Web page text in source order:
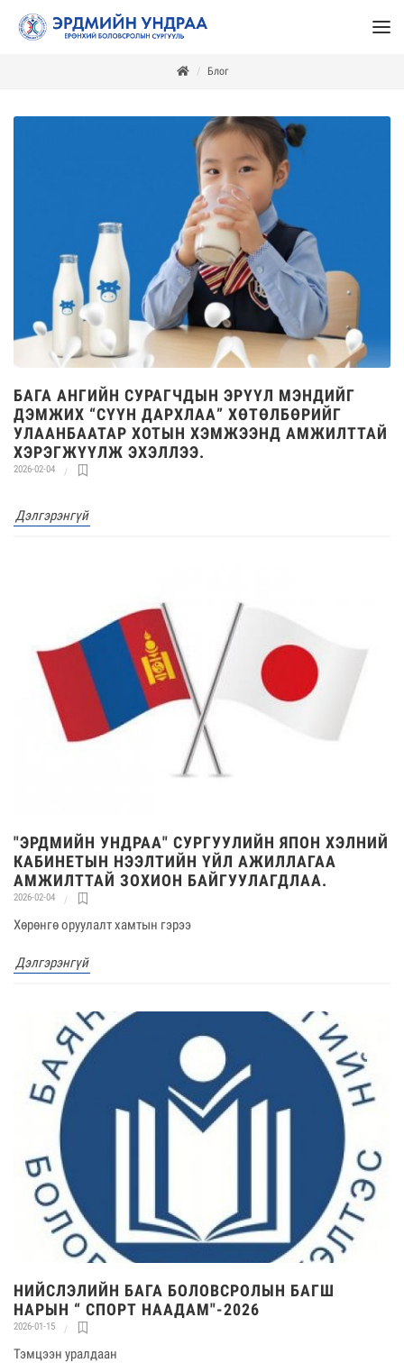
Блог
БАГА АНГИЙН СУРАГЧДЫН ЭРҮҮЛ МЭНДИЙГ
ДЭМЖИХ “СҮҮН ДАРХЛАА” ХӨТӨЛБӨРИЙГ
УЛААНБААТАР ХОТЫН ХЭМЖЭЭНД АМЖИЛТТАЙ
ХЭРЭГЖҮҮЛЖ ЭХЭЛЛЭЭ.
2026-02-04
Дэлгэрэнгүй
"ЭРДМИЙН УНДРАА" СУРГУУЛИЙН ЯПОН ХЭЛНИЙ
КАБИНЕТЫН НЭЭЛТИЙН ҮЙЛ АЖИЛЛАГАА
АМЖИЛТТАЙ ЗОХИОН БАЙГУУЛАГДЛАА.
2026-02-04
Хөрөнгө оруулалт хамтын гэрээ
Дэлгэрэнгүй
НИЙСЛЭЛИЙН БАГА БОЛОВСРОЛЫН БАГШ
НАРЫН “ СПОРТ НААДАМ"-2026
2026-01-15
Тэмцээн уралдаан